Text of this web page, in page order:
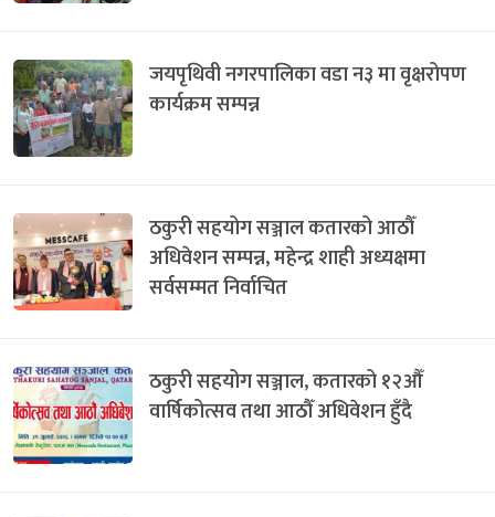
जयपृथिवी नगरपालिका वडा न३ मा वृक्षरोपण
कार्यक्रम सम्पन्न
ठकुरी सहयोग सञ्जाल कतारको आठौँ
अधिवेशन सम्पन्न, महेन्द्र शाही अध्यक्षमा
सर्वसम्मत निर्वाचित
ठकुरी सहयोग सञ्जाल, कतारको १२औँ
वार्षिकोत्सव तथा आठौँ अधिवेशन हुँदै